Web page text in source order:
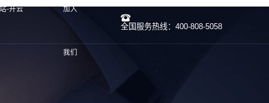
-开云 加入
我们
全国服务热线：400-808-5058